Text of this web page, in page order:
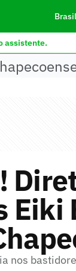
assistente.
Eiki
nos